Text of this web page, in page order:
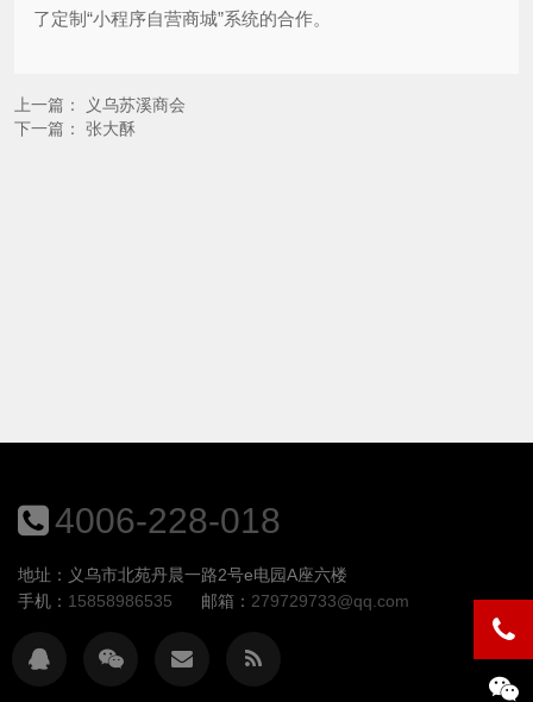
了定制“小程序自营商城”系统的合作。
上一篇：
义乌苏溪商会
下一篇： 张大酥
4006-228-018
地址：义乌市北苑丹晨一路2号e电园A座六楼
手机： 15858986535 邮箱： 279729733@qq.com